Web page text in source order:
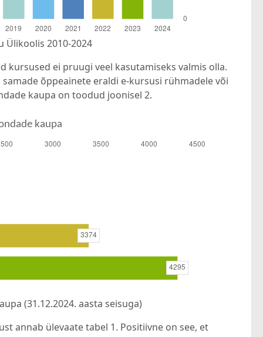
Ülikoolis 2010-2024
kursused ei pruugi veel kasutamiseks valmis olla.
õppeainete eraldi e-kursusi rühmadele või
kaupa on toodud joonisel 2.
(31.12.2024. aasta seisuga)
annab ülevaate tabel 1. Positiivne on see, et